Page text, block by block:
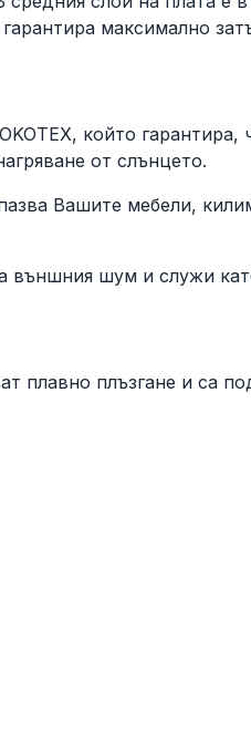
максимално
който гарантира,
от слънцето.
Вашите мебели,
външния шум и служи
плавно плъзгане и са